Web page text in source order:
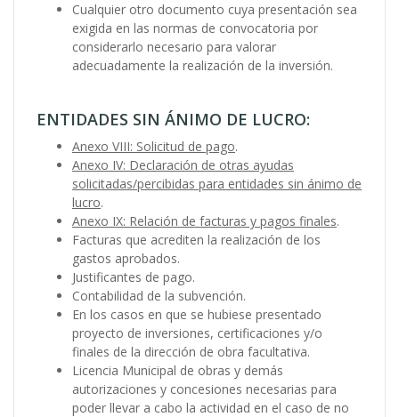
Cualquier otro documento cuya presentación sea
exigida en las normas de convocatoria por
considerarlo necesario para valorar
adecuadamente la realización de la inversión.
ENTIDADES SIN ÁNIMO DE LUCRO:
Anexo VIII: Solicitud de pago.
Anexo IV: Declaración de otras ayudas
solicitadas/percibidas para entidades sin ánimo de
lucro.
Anexo IX: Relación de facturas y pagos finales.
Facturas que acrediten la realización de los
gastos aprobados.
Justificantes de pago.
Contabilidad de la subvención.
En los casos en que se hubiese presentado
proyecto de inversiones, certificaciones y/o
finales de la dirección de obra facultativa.
Licencia Municipal de obras y demás
autorizaciones y concesiones necesarias para
poder llevar a cabo la actividad en el caso de no